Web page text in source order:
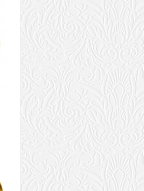
натуральний 100% шовк
(отрезы) шелк понже 8мм
белый 90см
320 грн.